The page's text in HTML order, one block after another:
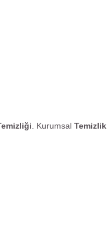
. Kurumsal Temizlik